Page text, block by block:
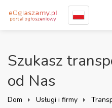
Szukasz
od Nas
Dom Usługi i firmy